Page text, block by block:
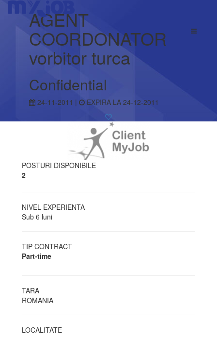
AGENT
COORDONATOR
vorbitor turca
Confidential
24-11-2011 | EXPIRA LA 24-12-2011
POSTURI DISPONIBILE
2
NIVEL EXPERIENTA
Sub 6 luni
TIP CONTRACT
Part-time
TARA
ROMANIA
LOCALITATE